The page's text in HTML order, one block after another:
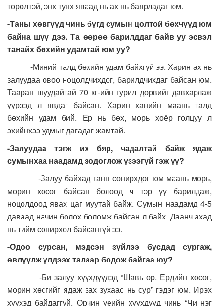
төрөлтэй, энх тунх яваад нь ах нь баярладаг юм.
-Таны хөвгүүд чинь бүгд сумын цолтой бөхчүүд юм
байна шүү дээ. Та өөрөө барилддаг байв уу эсвэл
танайх бөхийн удамтай юм уу?
-Миний талд бөхийн удам байхгүй ээ. Харин ах нь
залуудаа овоо ноцолдчихдог, барилдчихдаг байсан юм.
Тааран шуудайтай 70 кг-ийн гурил дөрвийг давхарлаж
үүрээд л явдаг байсан. Харин ханийн маань талд
бөхийн удам бий. Ер нь бөх, морь хоёр голцуу л
эхийнхээ удмыг дагадаг жамтай.
-Залуудаа тэгж их бяр, чадалтай байж ядаж
сумынхаа наадамд зодоглож үзээгүй гэж үү?
-Залуу байхад ганц сонирхдог юм маань морь,
морин хөсөг байсан болоод ч тэр үү барилдаж,
ноцолдоод явах цаг муутай байж. Сумын наадамд 4-5
даваад начин болох боломж байсан л байх. Даанч ахад
нь тийм сонирхол байсангүй ээ.
-Одоо сурсан, мэдсэн зүйлээ бусдад сургаж,
өвлүүлж үлдээх талаар бодож байгаа юу?
-Би залуу хүүхдүүдэд “Шавь ор. Ердийн хөсөг,
морин хөсгийг ядаж зах зухаас нь сур” гэдэг юм. Ирэх
хүүхэд байдаггүй. Орчин үеийн хүүхдүүд чинь “Чи нэг